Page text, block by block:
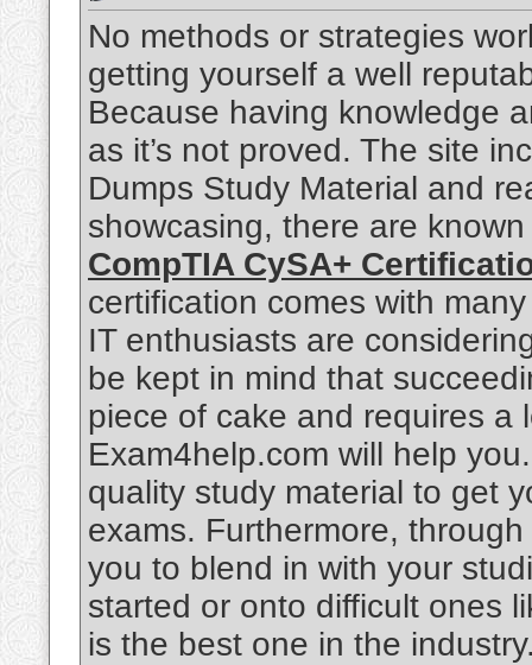
No methods or strategies
getting yourself a well
Because having knowledge
as it’s not proved. The site
Dumps Study Material and
showcasing, there are
CompTIA CySA+
certification comes with
IT enthusiasts are
be kept in mind that
piece of cake and requires a
Exam4help.com will help
quality study material to get
exams. Furthermore,
you to blend in with your
started or onto difficult ones
is the best one in the